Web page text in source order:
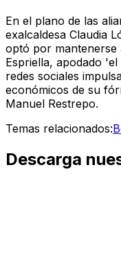
En el plano de las
exalcaldesa Claudia
optó por mantenerse
Espriella, apodado
redes sociales
económicos de su
Manuel Restrepo.
Temas relacionados:
Descarga